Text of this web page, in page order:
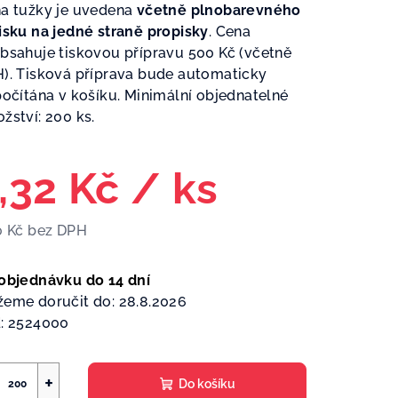
tužky je uvedena včetně plnobarevného
na jedné straně propisky. Cena
tiskovou přípravu 500 Kč (včetně
Tisková příprava bude automaticky
v košíku. Minimální objednatelné
200 ks.
Kč / ks
Kč bez DPH
do 14 dní
doručit do: 28.8.2026
2524000
+ Do košíku